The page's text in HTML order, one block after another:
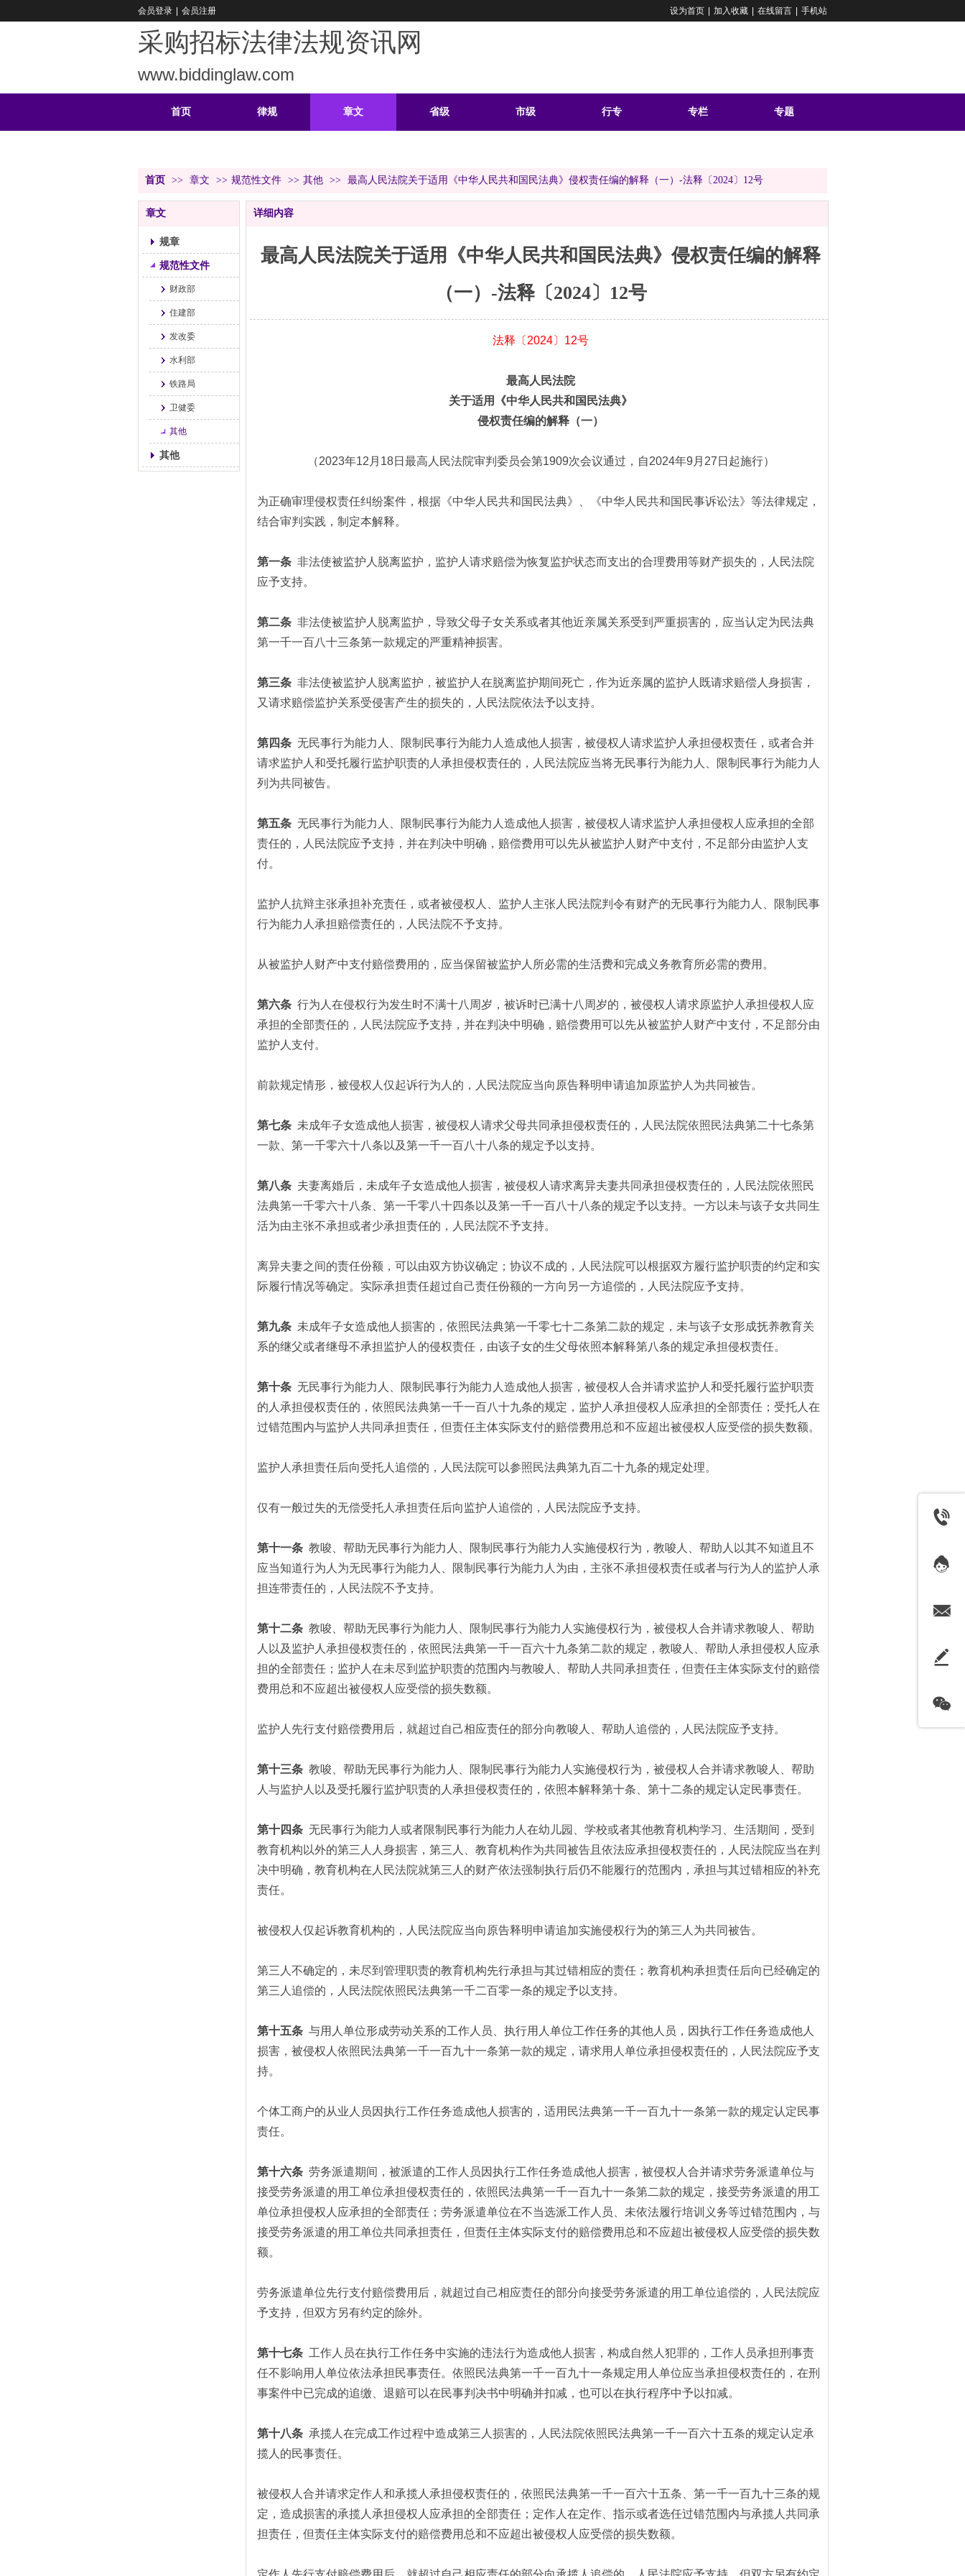
采购招标法律法规资讯网
www.biddinglaw.com
会员登录 会员注册 设为首页 加入收藏 在线留言 手机站
首页 律规 章文 省级 市级 行专 专栏 专题
首页 >> 章文 >> 规范性文件 >> 其他 >> 最高人民法院关于适用《中华人民共和国民法典》侵权责任编的解释（一）-法释〔2024〕12号
章文
规章
规范性文件
财政部
住建部
发改委
水利部
铁路局
卫健委
其他
其他
详细内容
最高人民法院关于适用《中华人民共和国民法典》侵权责任编的解释
（一）-法释〔2024〕12号
法释〔2024〕12号
最高人民法院
关于适用《中华人民共和国民法典》
侵权责任编的解释（一）
（2023年12月18日最高人民法院审判委员会第1909次会议通过，自2024年9月27日起施行）
为正确审理侵权责任纠纷案件，根据《中华人民共和国民法典》、《中华人民共和国民事诉讼法》等法律规定，
结合审判实践，制定本解释。
第一条 非法使被监护人脱离监护，监护人请求赔偿为恢复监护状态而支出的合理费用等财产损失的，人民法院
应予支持。
第二条 非法使被监护人脱离监护，导致父母子女关系或者其他近亲属关系受到严重损害的，应当认定为民法典
第一千一百八十三条第一款规定的严重精神损害。
第三条 非法使被监护人脱离监护，被监护人在脱离监护期间死亡，作为近亲属的监护人既请求赔偿人身损害，
又请求赔偿监护关系受侵害产生的损失的，人民法院依法予以支持。
第四条 无民事行为能力人、限制民事行为能力人造成他人损害，被侵权人请求监护人承担侵权责任，或者合并
请求监护人和受托履行监护职责的人承担侵权责任的，人民法院应当将无民事行为能力人、限制民事行为能力人
列为共同被告。
第五条 无民事行为能力人、限制民事行为能力人造成他人损害，被侵权人请求监护人承担侵权人应承担的全部
责任的，人民法院应予支持，并在判决中明确，赔偿费用可以先从被监护人财产中支付，不足部分由监护人支
付。
监护人抗辩主张承担补充责任，或者被侵权人、监护人主张人民法院判令有财产的无民事行为能力人、限制民事
行为能力人承担赔偿责任的，人民法院不予支持。
从被监护人财产中支付赔偿费用的，应当保留被监护人所必需的生活费和完成义务教育所必需的费用。
第六条 行为人在侵权行为发生时不满十八周岁，被诉时已满十八周岁的，被侵权人请求原监护人承担侵权人应
承担的全部责任的，人民法院应予支持，并在判决中明确，赔偿费用可以先从被监护人财产中支付，不足部分由
监护人支付。
前款规定情形，被侵权人仅起诉行为人的，人民法院应当向原告释明申请追加原监护人为共同被告。
第七条 未成年子女造成他人损害，被侵权人请求父母共同承担侵权责任的，人民法院依照民法典第二十七条第
一款、第一千零六十八条以及第一千一百八十八条的规定予以支持。
第八条 夫妻离婚后，未成年子女造成他人损害，被侵权人请求离异夫妻共同承担侵权责任的，人民法院依照民
法典第一千零六十八条、第一千零八十四条以及第一千一百八十八条的规定予以支持。一方以未与该子女共同生
活为由主张不承担或者少承担责任的，人民法院不予支持。
离异夫妻之间的责任份额，可以由双方协议确定；协议不成的，人民法院可以根据双方履行监护职责的约定和实
际履行情况等确定。实际承担责任超过自己责任份额的一方向另一方追偿的，人民法院应予支持。
第九条 未成年子女造成他人损害的，依照民法典第一千零七十二条第二款的规定，未与该子女形成抚养教育关
系的继父或者继母不承担监护人的侵权责任，由该子女的生父母依照本解释第八条的规定承担侵权责任。
第十条 无民事行为能力人、限制民事行为能力人造成他人损害，被侵权人合并请求监护人和受托履行监护职责
的人承担侵权责任的，依照民法典第一千一百八十九条的规定，监护人承担侵权人应承担的全部责任；受托人在
过错范围内与监护人共同承担责任，但责任主体实际支付的赔偿费用总和不应超出被侵权人应受偿的损失数额。
监护人承担责任后向受托人追偿的，人民法院可以参照民法典第九百二十九条的规定处理。
仅有一般过失的无偿受托人承担责任后向监护人追偿的，人民法院应予支持。
第十一条 教唆、帮助无民事行为能力人、限制民事行为能力人实施侵权行为，教唆人、帮助人以其不知道且不
应当知道行为人为无民事行为能力人、限制民事行为能力人为由，主张不承担侵权责任或者与行为人的监护人承
担连带责任的，人民法院不予支持。
第十二条 教唆、帮助无民事行为能力人、限制民事行为能力人实施侵权行为，被侵权人合并请求教唆人、帮助
人以及监护人承担侵权责任的，依照民法典第一千一百六十九条第二款的规定，教唆人、帮助人承担侵权人应承
担的全部责任；监护人在未尽到监护职责的范围内与教唆人、帮助人共同承担责任，但责任主体实际支付的赔偿
费用总和不应超出被侵权人应受偿的损失数额。
监护人先行支付赔偿费用后，就超过自己相应责任的部分向教唆人、帮助人追偿的，人民法院应予支持。
第十三条 教唆、帮助无民事行为能力人、限制民事行为能力人实施侵权行为，被侵权人合并请求教唆人、帮助
人与监护人以及受托履行监护职责的人承担侵权责任的，依照本解释第十条、第十二条的规定认定民事责任。
第十四条 无民事行为能力人或者限制民事行为能力人在幼儿园、学校或者其他教育机构学习、生活期间，受到
教育机构以外的第三人人身损害，第三人、教育机构作为共同被告且依法应承担侵权责任的，人民法院应当在判
决中明确， 教育机构在人民法院就第三人的财产依法强制执行后仍不能履行的范围内，承担与其过错相应的补充
责任。
被侵权人仅起诉教育机构的，人民法院应当向原告释明申请追加实施侵权行为的第三人为共同被告。
第三人不确定的，未尽到管理职责的教育机构先行承担与其过错相应的责任；教育机构承担责任后向已经确定的
第三人追偿的，人民法院依照民法典第一千二百零一条的规定予以支持。
第十五条 与用人单位形成劳动关系的工作人员、执行用人单位工作任务的其他人员，因执行工作任务造成他人
损害，被侵权人依照民法典第一千一百九十一条第一款的规定，请求用人单位承担侵权责任的，人民法院应予支
持。
个体工商户的从业人员因执行工作任务造成他人损害的，适用民法典第一千一百九十一条第一款的规定认定民事
责任。
第十六条 劳务派遣期间，被派遣的工作人员因执行工作任务造成他人损害，被侵权人合并请求劳务派遣单位与
接受劳务派遣的用工单位承担侵权责任的，依照民法典第一千一百九十一条第二款的规定，接受劳务派遣的用工
单位承担侵权人应承担的全部责任；劳务派遣单位在不当选派工作人员、未依法履行培训义务等过错范围内，与
接受劳务派遣的用工单位共同承担责任，但责任主体实际支付的赔偿费用总和不应超出被侵权人应受偿的损失数
额。
劳务派遣单位先行支付赔偿费用后，就超过自己相应责任的部分向接受劳务派遣的用工单位追偿的，人民法院应
予支持，但双方另有约定的除外。
第十七条 工作人员在执行工作任务中实施的违法行为造成他人损害，构成自然人犯罪的，工作人员承担刑事责
任不影响用人单位依法承担民事责任。依照民法典第一千一百九十一条规定用人单位应当承担侵权责任的，在刑
事案件中已完成的追缴、退赔可以在民事判决书中明确并扣减，也可以在执行程序中予以扣减。
第十八条 承揽人在完成工作过程中造成第三人损害的，人民法院依照民法典第一千一百六十五条的规定认定承
揽人的民事责任。
被侵权人合并请求定作人和承揽人承担侵权责任的，依照民法典第一千一百六十五条、第一千一百九十三条的规
定，造成损害的承揽人承担侵权人应承担的全部责任；定作人在定作、指示或者选任过错范围内与承揽人共同承
担责任，但责任主体实际支付的赔偿费用总和不应超出被侵权人应受偿的损失数额。